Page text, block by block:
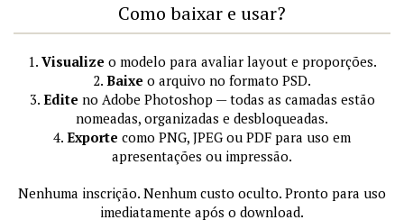
Como baixar e usar?
1. Visualize o modelo para avaliar layout e proporções.
2. Baixe o arquivo no formato PSD.
3. Edite no Adobe Photoshop — todas as camadas estão
nomeadas, organizadas e desbloqueadas.
4. Exporte como PNG, JPEG ou PDF para uso em
apresentações ou impressão.
Nenhuma inscrição. Nenhum custo oculto. Pronto para uso
imediatamente após o download.